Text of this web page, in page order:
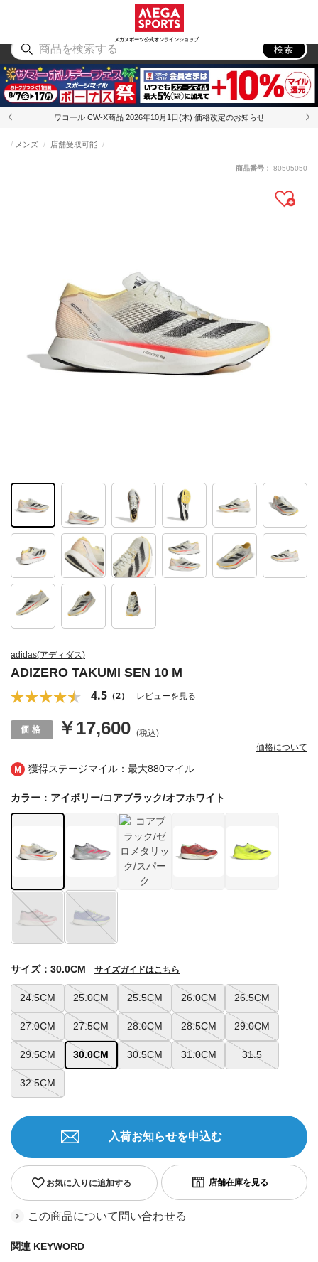
メガスポーツ公式オンラインショップ
アウトドア
検索
ワコール CW-X商品 2026年10月1日(木) 価格改定のお知らせ
獲得ステージマイル：最大880マイル
adidas(アディダス)
ADIZERO TAKUMI SEN 10 M
4.5 （2） レビューを見る
メンズ 店舗受取可能
￥17,600 (税込)
価格について
商品番号： 80505050
カラー：アイボリー/コアブラック/オフホワイト
24.5CM 25.0CM 25.5CM 26.0CM 26.5CM
27.0CM 27.5CM 28.0CM 28.5CM 29.0CM
29.5CM 30.0CM 30.5CM 31.0CM 31.5
32.5CM
サイズ：30.0CM サイズガイドはこちら
お気に入りに追加する
入荷お知らせを申込む
この商品について問い合わせる
関連 KEYWORD